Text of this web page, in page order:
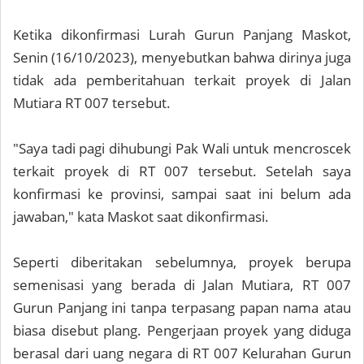
Ketika dikonfirmasi Lurah Gurun Panjang Maskot,
Senin (16/10/2023), menyebutkan bahwa dirinya juga
tidak ada pemberitahuan terkait proyek di Jalan
Mutiara RT 007 tersebut.
"Saya tadi pagi dihubungi Pak Wali untuk mencroscek
terkait proyek di RT 007 tersebut. Setelah saya
konfirmasi ke provinsi, sampai saat ini belum ada
jawaban," kata Maskot saat dikonfirmasi.
Seperti diberitakan sebelumnya, proyek berupa
semenisasi yang berada di Jalan Mutiara, RT 007
Gurun Panjang ini tanpa terpasang papan nama atau
biasa disebut plang. Pengerjaan proyek yang diduga
berasal dari uang negara di RT 007 Kelurahan Gurun